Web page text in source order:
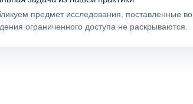
предмет исследования, поставленные
ограниченного доступа не раскрываются.